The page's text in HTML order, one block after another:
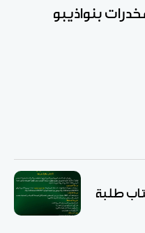
بنواذيبو
طلبة